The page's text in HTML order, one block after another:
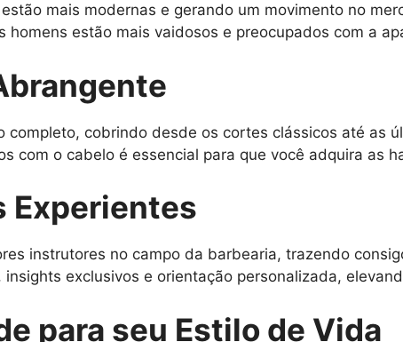
mais modernas e gerando um movimento no
homens estão mais vaidosos e preocupados com a
completo, cobrindo desde os cortes clássicos até as
com o cabelo é essencial para que você adquira as
Experientes
instrutores no campo da barbearia, trazendo
exclusivos e orientação personalizada,
para seu Estilo de Vida